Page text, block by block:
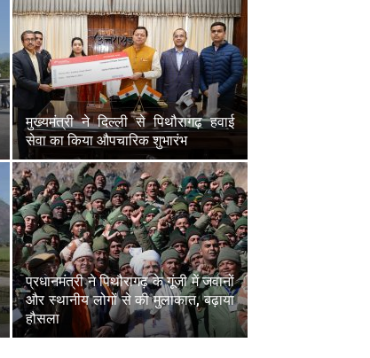
मुख्यमंत्री ने दिल्ली से पिथौरागढ़ हवाई
सेवा का किया औपचारिक शुभारंभ
प्रधानमंत्री ने पिथौरागढ़ के गूंजी में जवानों
और स्थानीय लोगों से की मुलाकात, बढ़ाया
हौसला